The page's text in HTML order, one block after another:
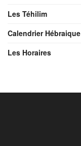
Les Téhilim
Calendrier Hébraique
Les Horaires